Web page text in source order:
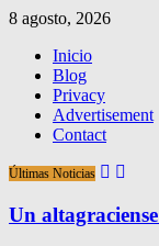
8 agosto, 2026
Inicio
Blog
Privacy
Advertisement
Contact
Últimas Noticias
Un